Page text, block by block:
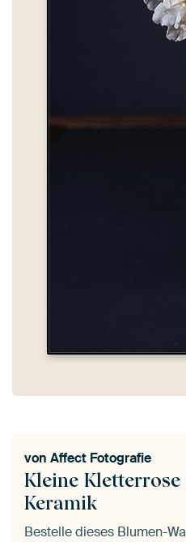
Kleine
Keramik
von Affect Fotografie
Bestelle dieses Blumen-